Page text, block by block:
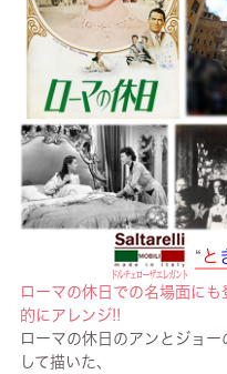
“と
ローマの休日での名場面に
的にアレンジ!!
ローマの休日のアンとジョ
して描いた、